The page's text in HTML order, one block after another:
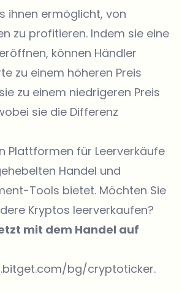
ihnen ermöglicht, von
zu profitieren. Indem sie eine
können Händler
zu einem höheren Preis
zu einem niedrigeren Preis
sie die Differenz
Plattformen für Leerverkäufe
Handel und
Tools bietet. Möchten Sie
Kryptos leerverkaufen?
mit dem Handel auf
bg/cryptoticker.